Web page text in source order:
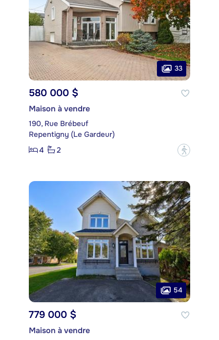
33
580 000 $
Maison à vendre
190, Rue Brébeuf
Repentigny (Le Gardeur)
4
2 ?
54
779 000 $
Maison à vendre